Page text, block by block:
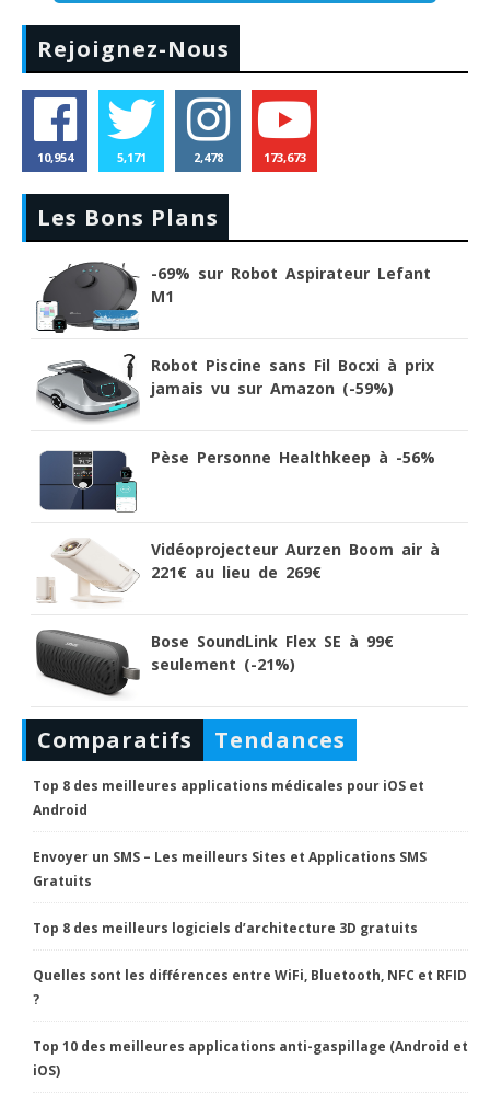
Rejoignez-Nous
10,954 5,171 2,478 173,673
Les Bons Plans
-69% sur Robot Aspirateur Lefant
M1
Robot Piscine sans Fil Bocxi à prix
jamais vu sur Amazon (-59%)
Pèse Personne Healthkeep à -56%
Vidéoprojecteur Aurzen Boom air à
221€ au lieu de 269€
Bose SoundLink Flex SE à 99€
seulement (-21%)
Comparatifs Tendances
Top 8 des meilleures applications médicales pour iOS et
Android
Envoyer un SMS – Les meilleurs Sites et Applications SMS
Gratuits
Top 8 des meilleurs logiciels d’architecture 3D gratuits
Quelles sont les différences entre WiFi, Bluetooth, NFC et RFID
?
Top 10 des meilleures applications anti-gaspillage (Android et
iOS)